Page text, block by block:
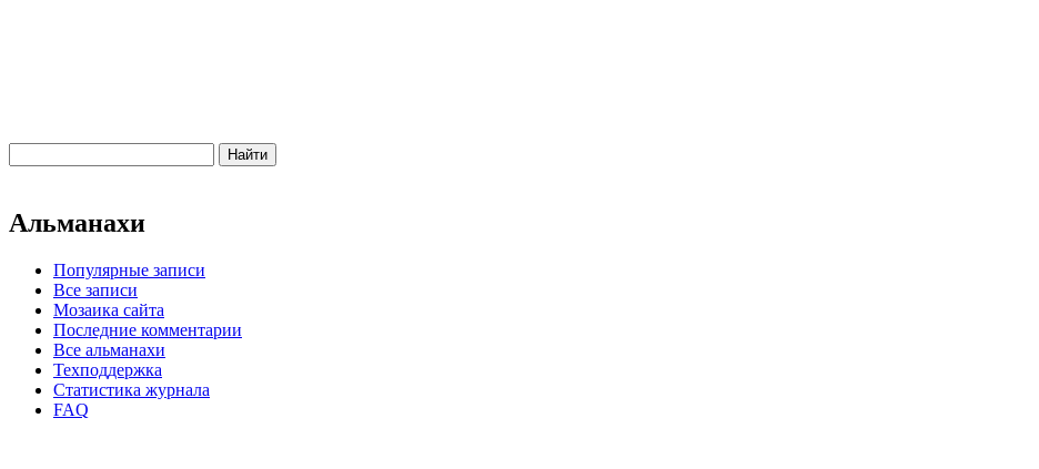
Альманахи
Популярные записи
Все записи
Мозаика сайта
Последние комментарии
Все альманахи
Техподдержка
Статистика журнала
FAQ